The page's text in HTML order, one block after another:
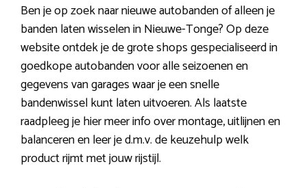
Ben je op zoek naar nieuwe autobanden of alleen je
banden laten wisselen in Nieuwe-Tonge? Op deze
website ontdek je de grote shops gespecialiseerd in
goedkope autobanden voor alle seizoenen en
gegevens van garages waar je een snelle
bandenwissel kunt laten uitvoeren. Als laatste
raadpleeg je hier meer info over montage, uitlijnen en
balanceren en leer je d.m.v. de keuzehulp welk
product rijmt met jouw rijstijl.